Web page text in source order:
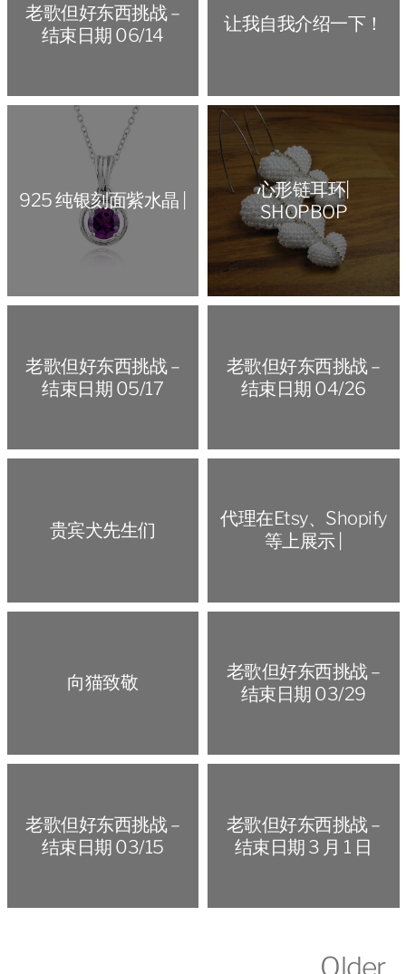
老歌但好东西挑战 –
结束日期 06/14
让我自我介绍一下！
925 纯银刻面紫水晶 |
心形链耳环|
SHOPBOP
老歌但好东西挑战 –
结束日期 05/17
老歌但好东西挑战 –
结束日期 04/26
贵宾犬先生们
代理在Etsy、Shopify
等上展示 |
向猫致敬
老歌但好东西挑战 –
结束日期 03/29
老歌但好东西挑战 –
结束日期 03/15
老歌但好东西挑战 –
结束日期 3 月 1 日
Older